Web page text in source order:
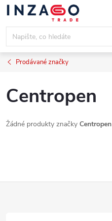
Přejít
obsah
Prodávané značky
Centropen
Žádné produkty značky Centropen